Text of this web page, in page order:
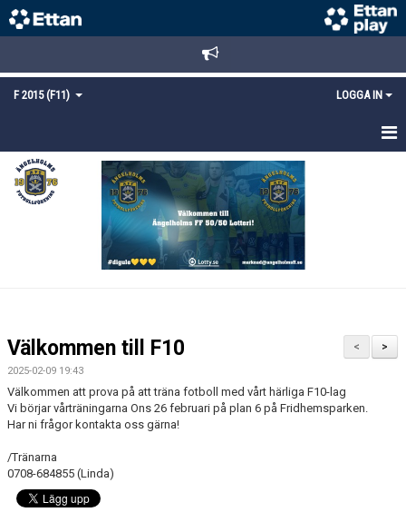
F 2015 (F11) LOGGA IN
HEM
NYHETER
KONTAKT
>
<
Välkommen till F10
2025-02-09 19:43
Välkommen att prova på att träna fotboll med vårt härliga F10-lag
Vi börjar vårträningarna Ons 26 februari på plan 6 på Fridhemsparken.
Har ni frågor kontakta oss gärna!
/Tränarna
0708-684855 (Linda)